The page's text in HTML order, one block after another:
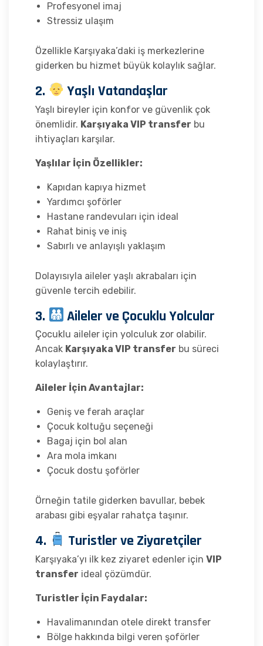
Profesyonel imaj
Stressiz ulaşım
Özellikle Karşıyaka’daki iş merkezlerine
giderken bu hizmet büyük kolaylık sağlar.
2. Yaşlı Vatandaşlar
Yaşlı bireyler için konfor ve güvenlik çok
önemlidir. Karşıyaka VIP transfer bu
ihtiyaçları karşılar.
Yaşlılar İçin Özellikler:
Kapıdan kapıya hizmet
Yardımcı şoförler
Hastane randevuları için ideal
Rahat biniş ve iniş
Sabırlı ve anlayışlı yaklaşım
Dolayısıyla aileler yaşlı akrabaları için
güvenle tercih edebilir.
3. Aileler ve Çocuklu Yolcular
Çocuklu aileler için yolculuk zor olabilir.
Ancak Karşıyaka VIP transfer bu süreci
kolaylaştırır.
Aileler İçin Avantajlar:
Geniş ve ferah araçlar
Çocuk koltuğu seçeneği
Bagaj için bol alan
Ara mola imkanı
Çocuk dostu şoförler
Örneğin tatile giderken bavullar, bebek
arabası gibi eşyalar rahatça taşınır.
4. Turistler ve Ziyaretçiler
Karşıyaka’yı ilk kez ziyaret edenler için VIP
transfer ideal çözümdür.
Turistler İçin Faydalar:
Havalimanından otele direkt transfer
Bölge hakkında bilgi veren şoförler